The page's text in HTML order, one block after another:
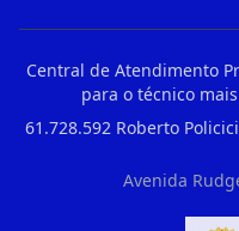
Central de Atendimento
para o técnico
61.728.592 Roberto
Avenida